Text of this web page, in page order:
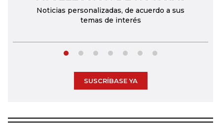
Noticias personalizadas, de acuerdo a sus
temas de interés
SUSCRÍBASE YA